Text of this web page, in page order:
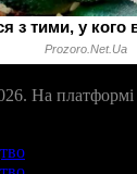
На платформі